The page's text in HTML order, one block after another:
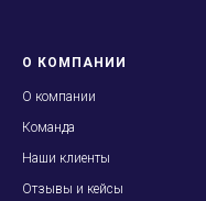
О КОМПАНИИ
О компании
Команда
Наши клиенты
Отзывы и кейсы